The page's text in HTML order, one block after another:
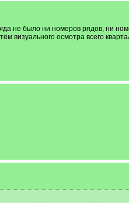
не было ни номеров рядов, ни
визуального осмотра всего